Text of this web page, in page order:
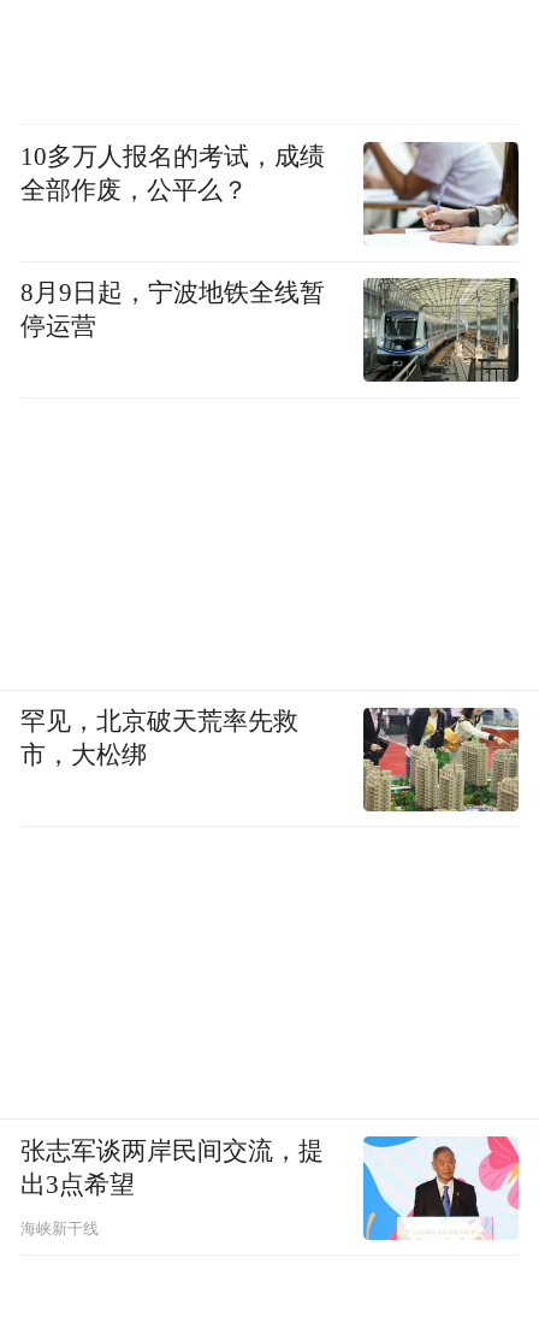
为回馈广大游客，红旗渠文旅将特别推出暑
期优惠政策、文旅优惠套票，无论您是亲子
出游、学生结伴、家庭度假，还是团队康
养，总有适合您的“清凉一夏”打开方式。
10多万人报名的考试，成绩
全部作废，公平么？
8月9日起，宁波地铁全线暂
停运营
罕见，北京破天荒率先救
市，大松绑
张志军谈两岸民间交流，提
出3点希望
海峡新干线